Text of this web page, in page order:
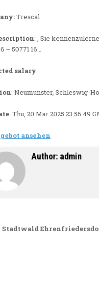
Trescal
: , Sie
– 50771 16…
salary:
: Neumünster, Schleswig-
: Thu, 20 Mar 2025 23:56:49
ansehen
Author: admin